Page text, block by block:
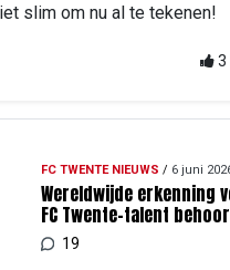
slim om nu al te tekenen!
3
FC TWENTE NIEUWS / 6 juni
Wereldwijde erkenning
FC Twente-talent
grootste talenten ter
19